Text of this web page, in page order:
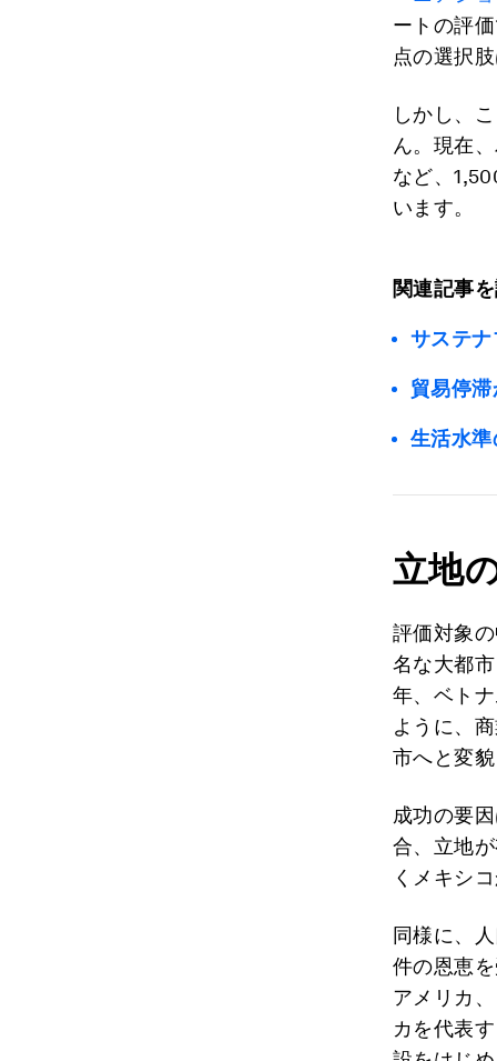
ートの評
点の選択
しかし、
ん。現在
など、
います。
関連記事
サステ
貿易停
生活水
立地
評価対象
名な大都
年、ベト
ように、
市へと変
成功の要
合、立地
くメキシ
同様に、
件の恩恵
アメリカ
カを代表